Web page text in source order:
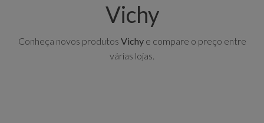
Vichy
Conheça novos produtos Vichye compare o preço entre
várias lojas.